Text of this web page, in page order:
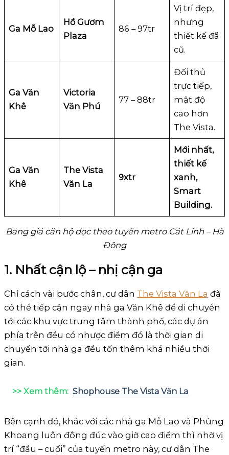
Ga Mỗ Lao
Hồ Gươm
Plaza
86 – 97tr
Vị trí đẹp,
nhưng
thiết kế đã
cũ.
Ga Văn
Khê
Victoria
Văn Phú
77 – 88tr
Đối thủ
trực tiếp,
mật độ
cao hơn
The Vista.
Ga Văn
Khê
The Vista
Văn La
9xtr
Mới nhất,
thiết kế
xanh,
Smart
Building.
Bảng giá căn hộ dọc theo tuyến metro Cát Linh – Hà
Đông
1. Nhất cận lộ – nhị cận ga
Chỉ cách vài bước chân, cư dân The Vista Văn La đã
có thể tiếp cận ngay nhà ga Văn Khê để di chuyển
tới các khu vực trung tâm thành phố, các dự án
phía trên đều có nhược điểm đó là thời gian di
chuyển tới nhà ga đều tốn thêm khá nhiều thời
gian.
>> Xem thêm: Shophouse The Vista Văn La
Bên cạnh đó, khác với các nhà ga Mỗ Lao và Phùng
Khoang luôn đông đúc vào giờ cao điểm thì nhờ vị
trí “đầu – cuối” của tuyến metro này, cư dân The